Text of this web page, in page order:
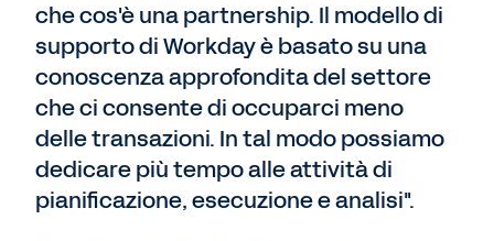
che cos'è una partnership. Il modello di
supporto di Workday è basato su una
conoscenza approfondita del settore
che ci consente di occuparci meno
delle transazioni. In tal modo possiamo
dedicare più tempo alle attività di
pianificazione, esecuzione e analisi".